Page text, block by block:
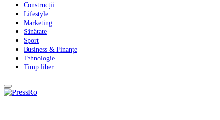
Construcții
Lifestyle
Marketing
Sănătate
Sport
Business & Finanțe
Tehnologie
Timp liber